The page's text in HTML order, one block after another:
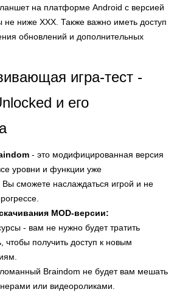
на платформе Android с версией
ниже XXX. Также важно иметь доступ
обновлений и дополнительных
игра-тест -
и его
- это модифицированная версия
уровни и функции уже
Вы сможете наслаждаться игрой и не
MOD-версии:
- вам не нужно будет тратить
чтобы получить доступ к новым
Braindom не будет вам мешать
или видеороликами.